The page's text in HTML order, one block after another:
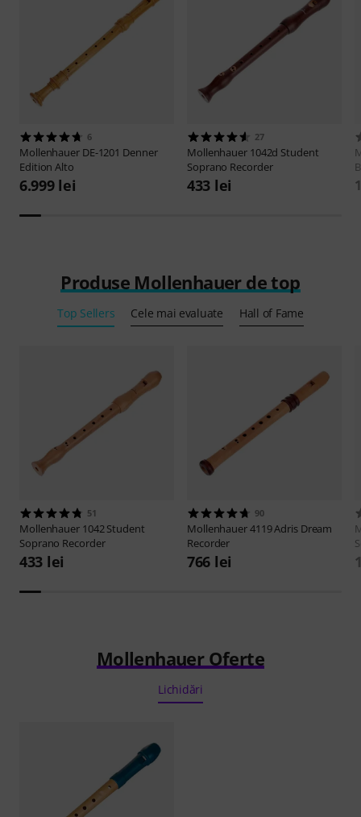
6
Mollenhauer DE-1201 Denner
Edition Alto
6.999 lei
27
Mollenhauer 1042d Student
Soprano Recorder
433 lei
Produse Mollenhauer de top
Top Sellers Cele mai evaluate Hall of Fame
51
Mollenhauer 1042 Student
Soprano Recorder
433 lei
90
Mollenhauer4119 Adris Dream
Recorder
766 lei
Mollenhauer Oferte
Lichidări